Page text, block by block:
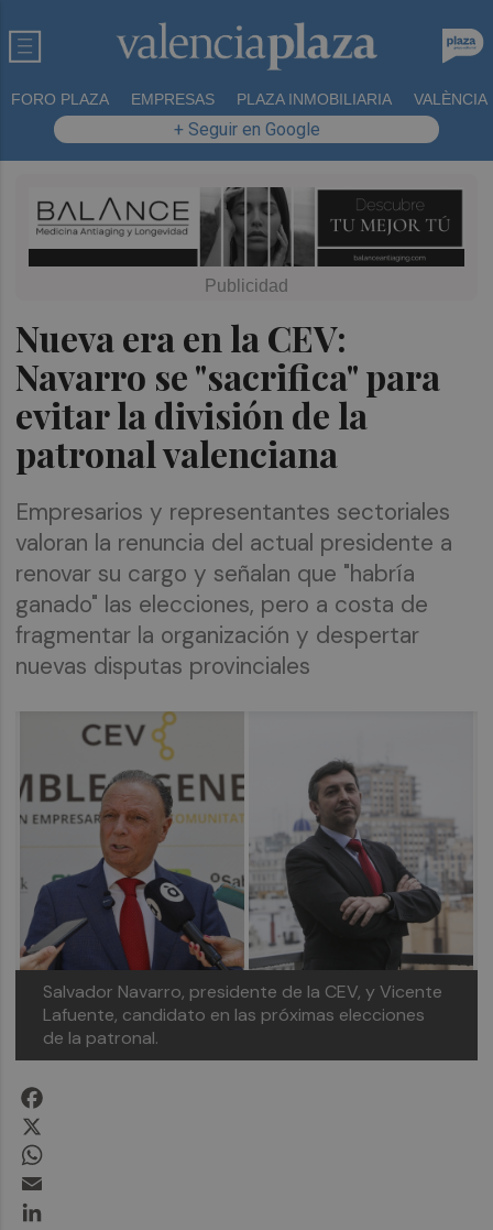
FORO PLAZA EMPRESAS PLAZA INMOBILIARIA VALÈNCIA
+ Seguir en Google
Nueva era en la CEV:
Navarro se "sacrifica" para
evitar la división de la
patronal valenciana
Empresarios y representantes sectoriales
valoran la renuncia del actual presidente a
renovar su cargo y señalan que "habría
ganado" las elecciones, pero a costa de
fragmentar la organización y despertar
nuevas disputas provinciales
Salvador Navarro, presidente de la CEV, y Vicente
Lafuente, candidato en las próximas elecciones
de la patronal.